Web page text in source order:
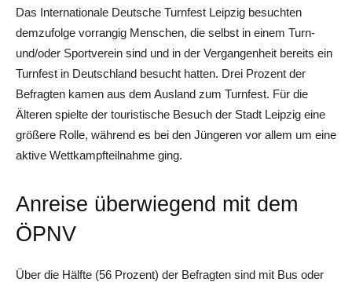
Das Internationale Deutsche Turnfest Leipzig besuchten
demzufolge vorrangig Menschen, die selbst in einem Turn-
und/oder Sportverein sind und in der Vergangenheit bereits ein
Turnfest in Deutschland besucht hatten. Drei Prozent der
Befragten kamen aus dem Ausland zum Turnfest. Für die
Älteren spielte der touristische Besuch der Stadt Leipzig eine
größere Rolle, während es bei den Jüngeren vor allem um eine
aktive Wettkampfteilnahme ging.
Anreise überwiegend mit dem
ÖPNV
Über die Hälfte (56 Prozent) der Befragten sind mit Bus oder